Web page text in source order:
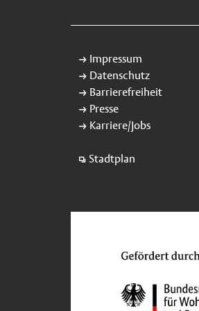
Impressum
Datenschutz
Barrierefreiheit
Presse
Karriere/Jobs
Stadtplan